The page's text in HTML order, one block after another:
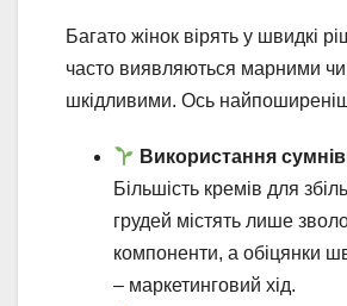
Багато жінок вірять у швидкі
часто виявляються марними чи
шкідливими. Ось
Використання
Більшість кремів для
грудей містять лише
компоненти, а обіцянки
– маркетинговий хід.